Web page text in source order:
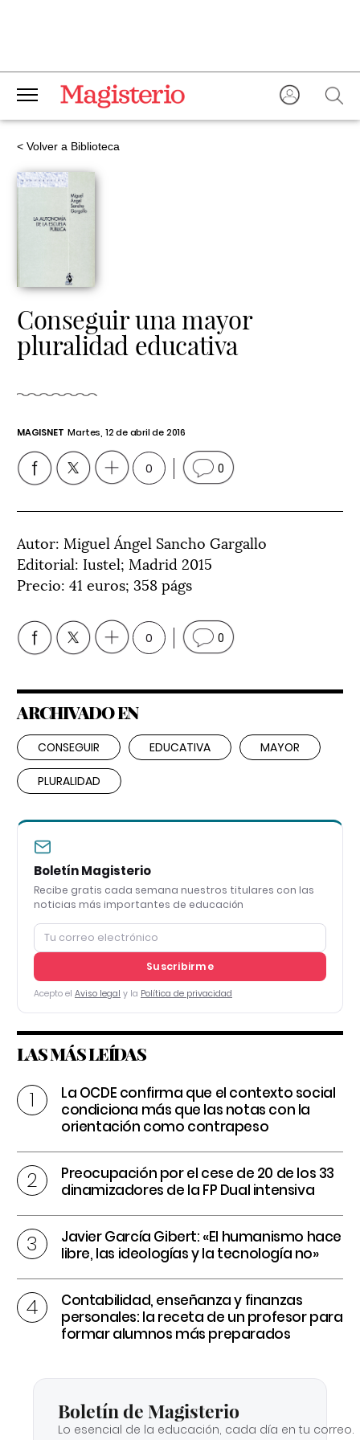
< Volver a Biblioteca
Conseguir una mayor
pluralidad educativa
MAGISNET Martes, 12 de abril de 2016
0 0
Autor: Miguel Ángel Sancho Gargallo
Editorial: Iustel; Madrid 2015
Precio: 41 euros; 358 págs
0 0
ARCHIVADO EN
CONSEGUIR EDUCATIVA MAYOR
PLURALIDAD
Boletín Magisterio
Recibe gratis cada semana nuestros titulares con las
noticias más importantes de educación
Suscribirme
Acepto el Aviso legal y la Política de privacidad
LAS MÁS LEÍDAS
La OCDE confirma que el contexto social
condiciona más que las notas con la
orientación como contrapeso
Preocupación por el cese de 20 de los 33
dinamizadores de la FP Dual intensiva
Javier García Gibert: «El humanismo hace
libre, las ideologías y la tecnología no»
Contabilidad, enseñanza y finanzas
personales: la receta de un profesor para
formar alumnos más preparados
Boletín de Magisterio
Lo esencial de la educación, cada día en tu correo.